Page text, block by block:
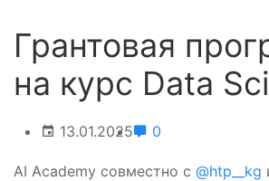
Грантовая
на курс Data
13.01.2025 0
AI Academy совместно с @htp__kg